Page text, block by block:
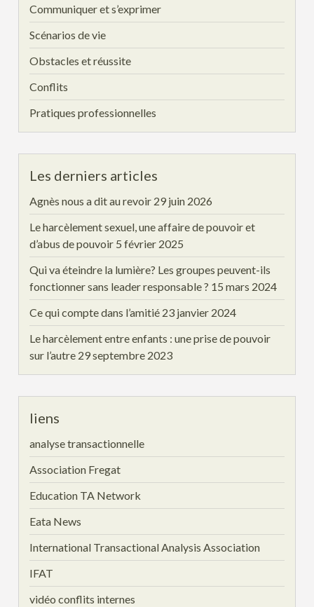
Communiquer et s’exprimer
Scénarios de vie
Obstacles et réussite
Conflits
Pratiques professionnelles
Les derniers articles
Agnès nous a dit au revoir 29 juin 2026
Le harcèlement sexuel, une affaire de pouvoir et
d’abus de pouvoir 5 février 2025
Qui va éteindre la lumière? Les groupes peuvent-ils
fonctionner sans leader responsable ? 15 mars 2024
Ce qui compte dans l’amitié 23 janvier 2024
Le harcèlement entre enfants : une prise de pouvoir
sur l’autre 29 septembre 2023
liens
analyse transactionnelle
Association Fregat
Education TA Network
Eata News
International Transactional Analysis Association
IFAT
vidéo conflits internes